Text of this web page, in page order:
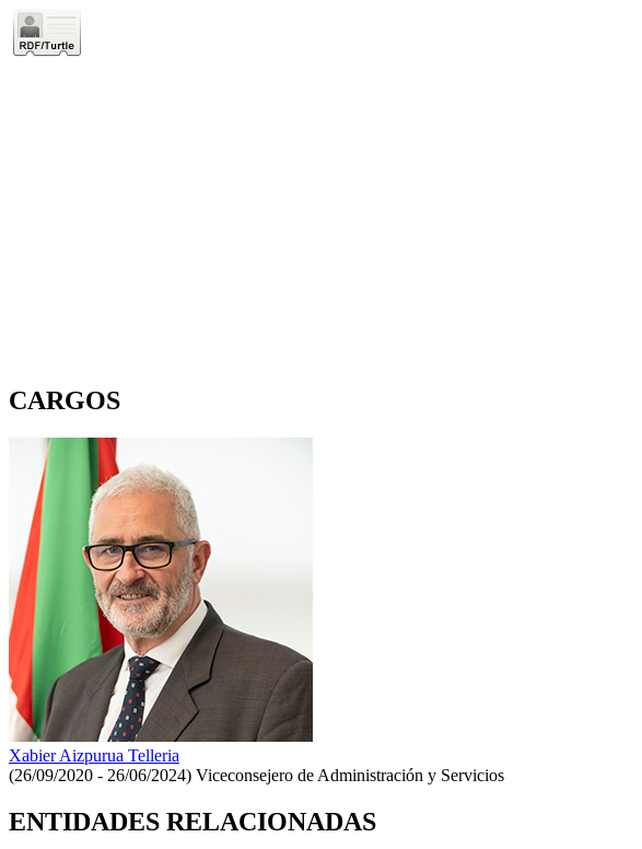
CARGOS
Xabier Aizpurua Telleria
(26/09/2020 - 26/06/2024) Viceconsejero de Administración y Servicios
ENTIDADES RELACIONADAS